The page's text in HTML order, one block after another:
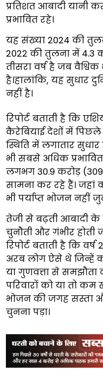
प्रतिशत आबादी यानी
प्रभावित रहे।
यह संख्या 2024 की
2022 की तुलना में 4.3
तीसरा वर्ष है जब
है।हालांकि, यह सुधार
नहीं है।
रिपोर्ट बताती है कि
कैरेबियाई देशों में
स्थिति में लगातार
भी सबसे अधिक प्रभावित
लगभग 30.9 करोड़
सामना कर रहे हैं।
भी पर्याप्त भोजन नहीं
तेजी से बढ़ती आबादी
चुनौती और गंभीर होती
रिपोर्ट बताती है कि
अरब लोग ऐसे थे जिन्हें
या गुणवत्ता से समझौता
परिवारों को या तो कम
भोजन की जगह सस्ता
चुनना पड़ा।